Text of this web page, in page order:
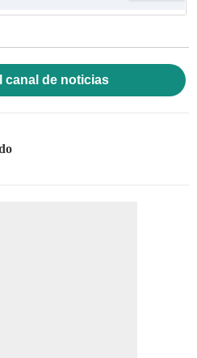
canal de noticias